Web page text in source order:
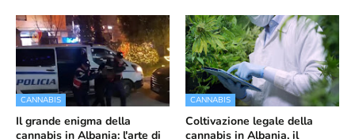
CANNABIS
Il grande enigma della
cannabis in Albania: l'arte di
CANNABIS
Coltivazione legale della
cannabis in Albania, il